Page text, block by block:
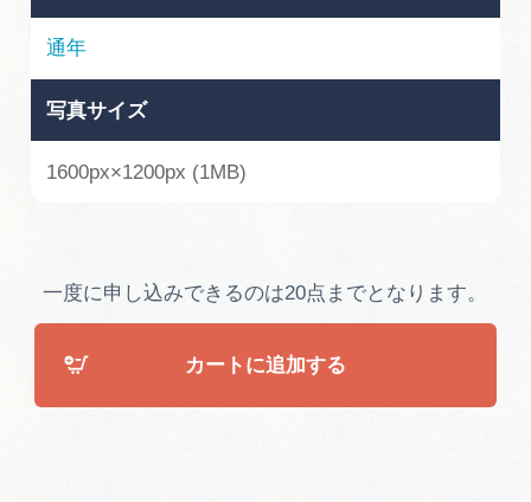
動画ライブラリー
お問い合わせ
広告掲載
サイトポリシー
通年
写真サイズ
1600px×1200px (1MB)
一度に申し込みできるのは20点までとなります。
カートに追加する